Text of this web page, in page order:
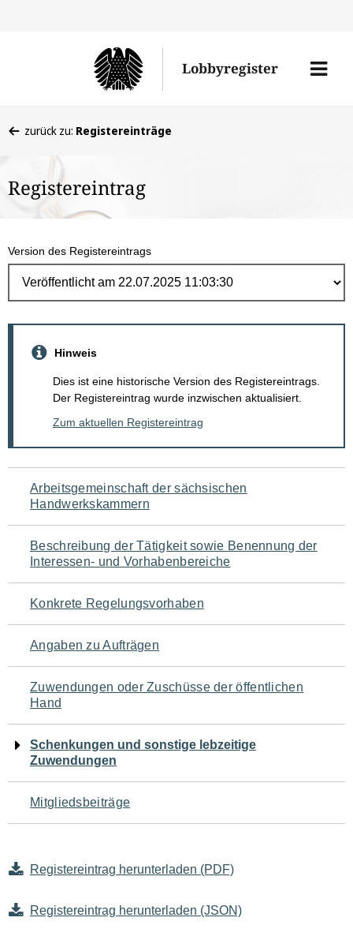
Lobbyregister
Menü
befinden
hier:
zurück zu: Registereinträge
Registereintrag
Version des Registereintrags
Hinweis
Dies ist eine historische Version des Registereintrags.
Der Registereintrag wurde inzwischen aktualisiert.
Zum aktuellen Registereintrag
Navigation
für
den
Seiteninhalt
Arbeitsgemeinschaft der sächsischen
Handwerkskammern
Beschreibung der Tätigkeit sowie Benennung der
Interessen- und Vorhabenbereiche
Konkrete Regelungsvorhaben
Angaben zu Aufträgen
Zuwendungen oder Zuschüsse der öffentlichen
Hand
Schenkungen und sonstige lebzeitige
Zuwendungen
Mitgliedsbeiträge
Registereintrag herunterladen (PDF)
Registereintrag herunterladen (JSON)